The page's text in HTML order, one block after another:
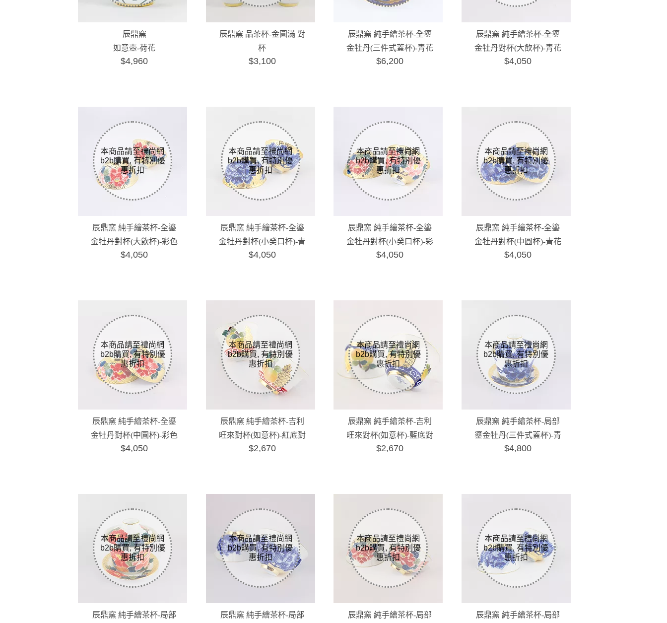
辰鼎窯
如意壺-荷花
$4,960
辰鼎窯 品茶杯-金圓滿 對
杯
$3,100
辰鼎窯 純手繪茶杯-全鎏
金牡丹(三件式蓋杯)-青花
$6,200
辰鼎窯 純手繪茶杯-全鎏
金牡丹對杯(大飲杯)-青花
$4,050
辰鼎窯 純手繪茶杯-全鎏
金牡丹對杯(大飲杯)-彩色
$4,050
辰鼎窯 純手繪茶杯-全鎏
金牡丹對杯(小癸口杯)-青
花
$4,050
辰鼎窯 純手繪茶杯-全鎏
金牡丹對杯(小癸口杯)-彩
色
$4,050
辰鼎窯 純手繪茶杯-全鎏
金牡丹對杯(中圓杯)-青花
$4,050
辰鼎窯 純手繪茶杯-全鎏
金牡丹對杯(中圓杯)-彩色
$4,050
辰鼎窯 純手繪茶杯-吉利
旺來對杯(如意杯)-紅底對
杯
$2,670
辰鼎窯 純手繪茶杯-吉利
旺來對杯(如意杯)-藍底對
杯
$2,670
辰鼎窯 純手繪茶杯-局部
鎏金牡丹(三件式蓋杯)-青
花
$4,800
辰鼎窯 純手繪茶杯-局部 辰鼎窯 純手繪茶杯-局部 辰鼎窯 純手繪茶杯-局部 辰鼎窯 純手繪茶杯-局部